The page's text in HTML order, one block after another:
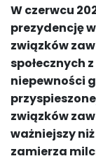
W czerwcu
prezydencję
związków
społecznych
niepewności
związków
ważniejszy
zamierza